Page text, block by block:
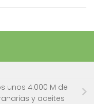
unos 4.000 M de
y aceites